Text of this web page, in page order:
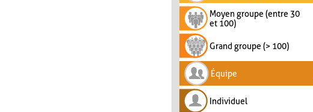
Moyen groupe (entre 30
et 100)
Grand groupe (> 100)
Équipe
Individuel